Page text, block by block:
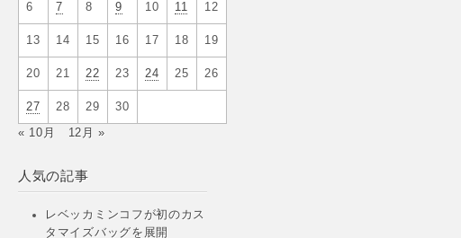
6 7 8 9 10 11 12
13 14 15 16 17 18 19
20 21 22 23 24 25 26
27 28 29 30
« 10月 12月 »
人気の記事
レベッカミンコフが初のカス
タマイズバッグを展開